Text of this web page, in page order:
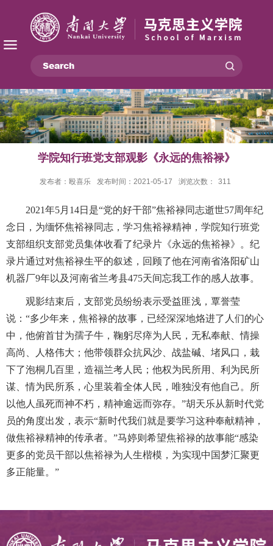
学院知行班党支部观影《永远的焦裕禄》
发布者：殴喜乐 发布时间：2021-05-17 浏览次数： 311
2021年5月 14日是“党的好干部”焦裕禄同志逝世57周年纪
念日，为缅怀焦裕禄同志，学习焦裕禄精神，学院知行班党
支部组织支部党员集体收看了纪录片《永远的焦裕禄》。纪
录片通过对焦裕禄生平的叙述，回顾了他在河南省洛阳矿山
机器厂9年以及河南省兰考县475天间忘我工作的感人故事。
观影结束后，支部党员纷纷表示受益匪浅，覃誉莹
说：“多少年来，焦裕禄的故事，已经深深地烙进了人们的心
中，他俯首甘为孺子牛，鞠躬尽瘁为人民，无私奉献、情操
高尚、人格伟大；他带领群众抗风沙、战盐碱、堵风口，栽
下了泡桐几百里，造福兰考人民；他权为民所用、利为民所
谋、情为民所系，心里装着全体人民，唯独没有他自己。所
以他人虽死而神不朽，精神逾远而弥存。”胡天乐从新时代党
员的角度出发，表示“新时代我们就是要学习这种奉献精神，
做焦裕禄精神的传承者。”马婷则希望焦裕禄的故事能“感染
更多的党员干部以焦裕禄为人生楷模，为实现中国梦汇聚更
多正能量。”